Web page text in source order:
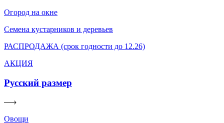
Огород на окне
Семена кустарников и деревьев
РАСПРОДАЖА (срок годности до 12.26)
АКЦИЯ
Русский размер
Овощи